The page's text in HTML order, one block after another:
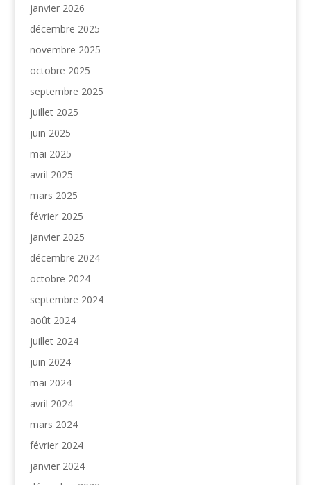
janvier 2026
décembre 2025
novembre 2025
octobre 2025
septembre 2025
juillet 2025
juin 2025
mai 2025
avril 2025
mars 2025
février 2025
janvier 2025
décembre 2024
octobre 2024
septembre 2024
août 2024
juillet 2024
juin 2024
mai 2024
avril 2024
mars 2024
février 2024
janvier 2024